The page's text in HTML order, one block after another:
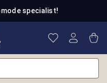
specialist!
Je hebt 0